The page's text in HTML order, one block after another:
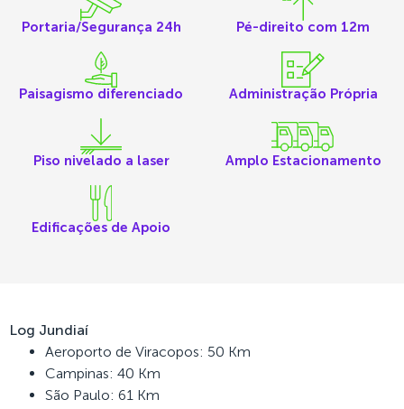
Portaria/Segurança 24h Pé-direito com 12m
Paisagismo diferenciado Administração Própria
Piso nivelado a laser Amplo Estacionamento
Edificações de Apoio
Log Jundiaí
Aeroporto de Viracopos: 50 Km
Campinas: 40 Km
São Paulo: 61 Km